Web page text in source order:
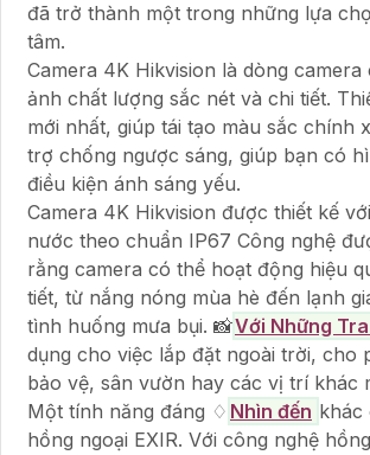
đã trở thành một trong những lựa
tâm.
Camera 4K Hikvision là dòng
ảnh chất lượng sắc nét và chi tiết.
mới nhất, giúp tái tạo màu sắc chính
trợ chống ngược sáng, giúp bạn có
điều kiện ánh sáng yếu.
Camera 4K Hikvision được thiết kế
nước theo chuẩn IP67 Công nghệ
rằng camera có thể hoạt động hiệu
tiết, từ nắng nóng mùa hè đến lạnh
tình huống mưa bụi. 📸Với Những
dụng cho việc lắp đặt ngoài trời, cho
bảo vệ, sân vườn hay các vị trí khác
Một tính năng đáng ♢ Nhìn đến khác
hồng ngoại EXIR. Với công nghệ